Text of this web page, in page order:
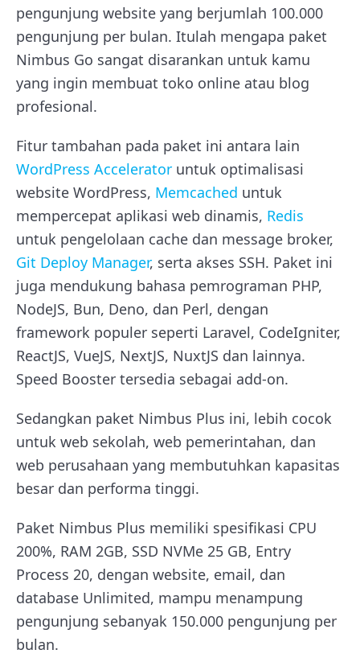
pengunjung website yang berjumlah 100.000
pengunjung per bulan. Itulah mengapa paket
Nimbus Go sangat disarankan untuk kamu
yang ingin membuat toko online atau blog
profesional.
Fitur tambahan pada paket ini antara lain
WordPress Accelerator untuk optimalisasi
website WordPress, Memcached untuk
mempercepat aplikasi web dinamis, Redis
untuk pengelolaan cache dan message broker,
Git Deploy Manager, serta akses SSH. Paket ini
juga mendukung bahasa pemrograman PHP,
NodeJS, Bun, Deno, dan Perl, dengan
framework populer seperti Laravel, CodeIgniter,
ReactJS, VueJS, NextJS, NuxtJS dan lainnya.
Speed Booster tersedia sebagai add-on.
Sedangkan paket Nimbus Plus ini, lebih cocok
untuk web sekolah, web pemerintahan, dan
web perusahaan yang membutuhkan kapasitas
besar dan performa tinggi.
Paket Nimbus Plus memiliki spesifikasi CPU
200%, RAM 2GB, SSD NVMe 25 GB, Entry
Process 20, dengan website, email, dan
database Unlimited, mampu menampung
pengunjung sebanyak 150.000 pengunjung per
bulan.